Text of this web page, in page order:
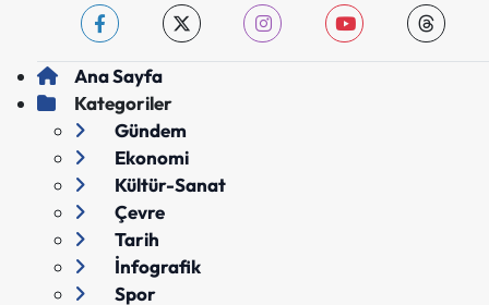
Ana Sayfa
Kategoriler
Gündem
Ekonomi
Kültür-Sanat
Çevre
Tarih
İnfografik
Spor